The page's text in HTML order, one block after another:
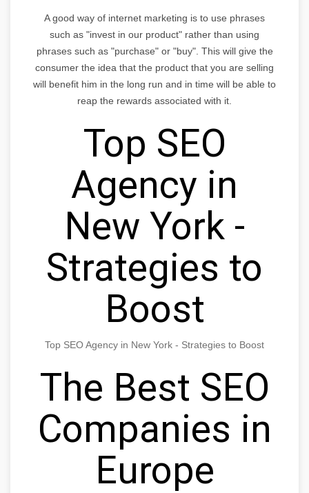
A good way of internet marketing is to use phrases
such as "invest in our product" rather than using
phrases such as "purchase" or "buy". This will give the
consumer the idea that the product that you are selling
will benefit him in the long run and in time will be able to
reap the rewards associated with it.
Top SEO
Agency in
New York -
Strategies to
Boost
Top SEO Agency in New York - Strategies to Boost
The Best SEO
Companies in
Europe